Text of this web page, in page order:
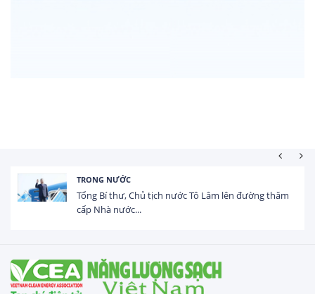
nước Tô Lâm lên đường thăm
Tổng vốn FDI đăng